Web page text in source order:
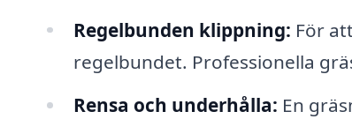
Regelbunden klippning: För
regelbundet. Professionella
Rensa och underhålla: En